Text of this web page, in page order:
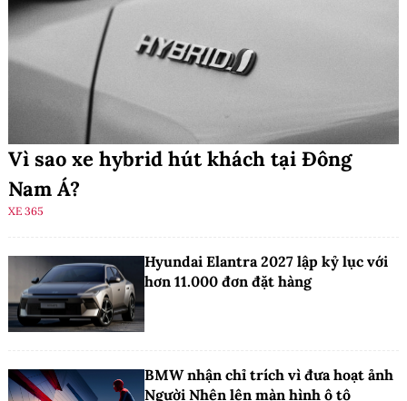
Vì sao xe hybrid hút khách tại Đông
Nam Á?
XE 365
Hyundai Elantra 2027 lập kỷ lục với
hơn 11.000 đơn đặt hàng
BMW nhận chỉ trích vì đưa hoạt ảnh
Người Nhện lên màn hình ô tô